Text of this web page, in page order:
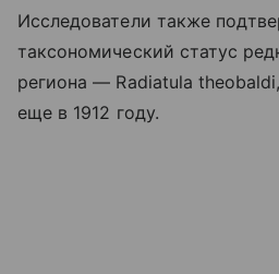
Исследователи также
таксономический статус
региона — Radiatula
еще в 1912 году.